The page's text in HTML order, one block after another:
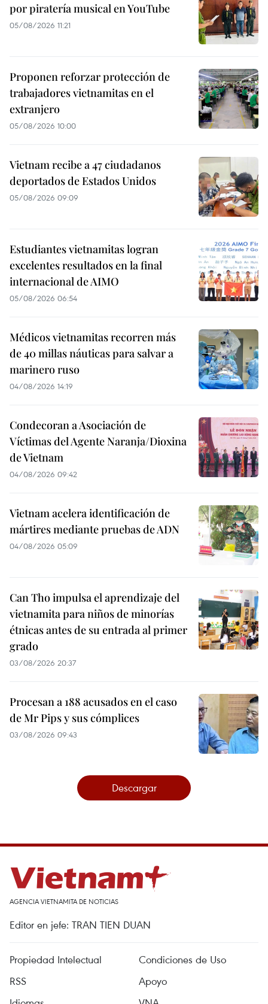
por piratería musical en YouTube
05/08/2026 11:21
Proponen reforzar protección de
trabajadores vietnamitas en el
extranjero
05/08/2026 10:00
Vietnam recibe a 47 ciudadanos
deportados de Estados Unidos
05/08/2026 09:09
Estudiantes vietnamitas logran
excelentes resultados en la final
internacional de AIMO
05/08/2026 06:54
Médicos vietnamitas recorren más
de 40 millas náuticas para salvar a
marinero ruso
04/08/2026 14:19
Condecoran a Asociación de
Víctimas del Agente Naranja/Dioxina
de Vietnam
04/08/2026 09:42
Vietnam acelera identificación de
mártires mediante pruebas de ADN
04/08/2026 05:09
Can Tho impulsa el aprendizaje del
vietnamita para niños de minorías
étnicas antes de su entrada al primer
grado
03/08/2026 20:37
Procesan a 188 acusados en el caso
de Mr Pips y sus cómplices
03/08/2026 09:43
Descargar
AGENCIA VIETNAMITA DE NOTICIAS
Editor en jefe: TRAN TIEN DUAN
Propiedad Intelectual
Condiciones de Uso
RSS
Apoyo